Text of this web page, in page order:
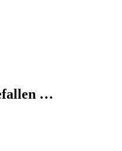
…